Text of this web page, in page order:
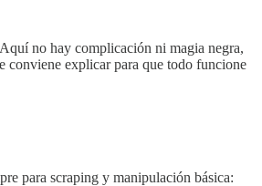
no hay complicación ni magia negra,
conviene explicar para que todo funcione
para scraping y manipulación básica: